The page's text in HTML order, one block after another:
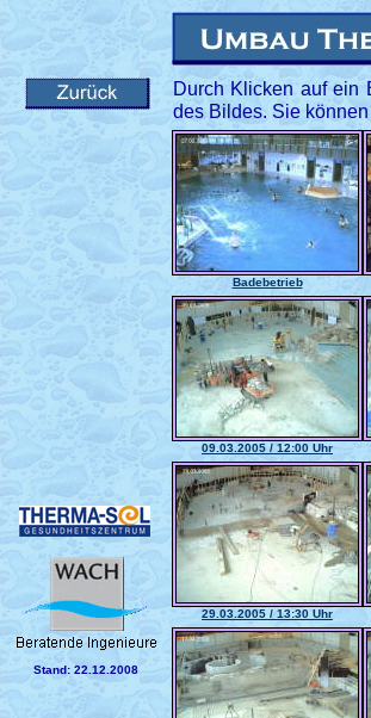
Stand: 22.12.2008
Durch Klicken auf ein
des Bildes. Sie
Badebetrieb
09.03.2005 / 12:00 Uhr
29.03.2005 / 13:30 Uhr